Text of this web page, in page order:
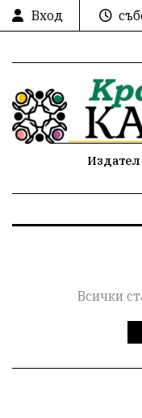
Вход
Всички